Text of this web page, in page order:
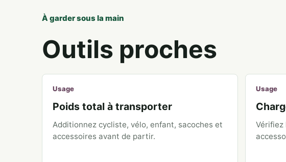
À garder sous la main
Outils proches
Usage
Poids total à transporter
Additionnez cycliste, vélo, enfant, sacoches et
accessoires avant de partir.
Usage
Vérifiez